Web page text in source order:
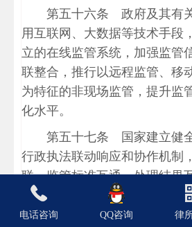
第五十六条 政府及其有
用互联网、大数据等技术手段
立的在线监管系统，加强监管
联整合，推行以远程监管、移
为特征的非现场监管，提升监
化水平。
第五十七条 国家建立健
行政执法联动响应和协作机制
联、监管标准互通、处理结果
国家统筹配置行政执法职
相关领域推行综合行政执法，
电话咨询 QQ咨询 律